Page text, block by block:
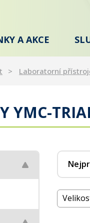
A AKCE
Laboratorní
YMC-